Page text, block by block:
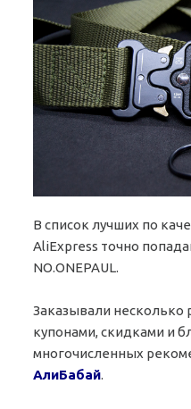
В список лучших по
AliExpress точно
NO.ONEPAUL.
Заказывали несколько
купонами, скидками и
многочисленных
АлиБабай.